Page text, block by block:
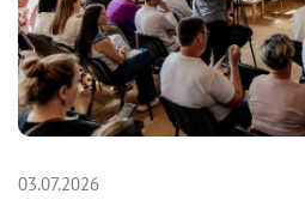
03.07.2026